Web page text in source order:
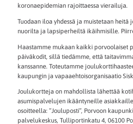
koronaepidemian rajoittaessa vierailuja.
Tuodaan iloa yhdessä ja muistetaan heitä
nuorilta ja lapsiperheiltä ikäihmisille.
Haastamme mukaan kaikki porvoolaiset
päiväkodit, sillä tiedämme, että
kanssanne. Toteutamme
kaupungin ja vapaaehtoisorganisaatio
Joulukortteja on mahdollista lähettää
asumispalvelujen ikääntyneille
osoitteella: ”Jouluposti”, Porvoon
palvelukeskus, Tulliportinkatu 4, 06100